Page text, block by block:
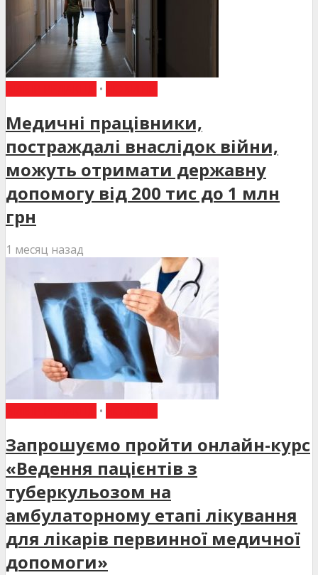
•
Медичні працівники,
постраждалі внаслідок війни,
можуть отримати державну
допомогу від 200 тис до 1 млн
грн
1 месяц назад
•
Запрошуємо пройти онлайн-курс
«Ведення пацієнтів з
туберкульозом на
амбулаторному етапі лікування
для лікарів первинної медичної
допомоги»